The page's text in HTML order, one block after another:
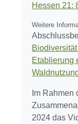
Hessen 21:
Weitere
Etablierung
Im Rahmen
2024 das